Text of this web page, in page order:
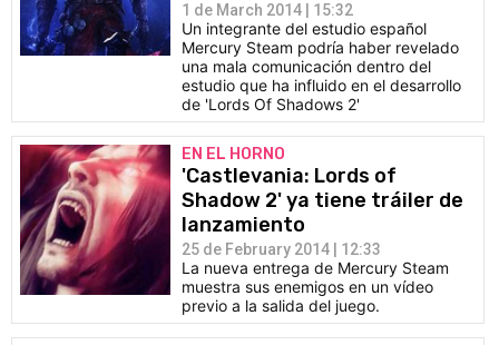
1 de March 2014 | 15:32
Un integrante del estudio español
Mercury Steam podría haber revelado
una mala comunicación dentro del
estudio que ha influido en el desarrollo
de 'Lords Of Shadows 2'
EN EL HORNO
'Castlevania: Lords of
Shadow 2' ya tiene tráiler de
lanzamiento
25 de February 2014 | 12:33
La nueva entrega de Mercury Steam
muestra sus enemigos en un vídeo
previo a la salida del juego.